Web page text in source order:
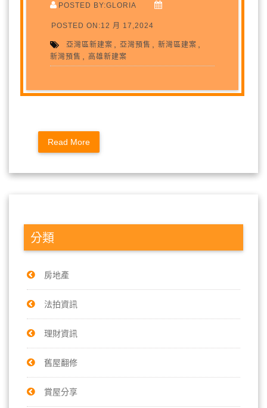
POSTED BY:GLORIA
POSTED ON:12 月 17,2024
亞灣區新建案 亞灣預售 ,新灣區建案
新灣預售 ,高雄新建案
Read More
分類
房地產
法拍資訊
理財資訊
舊屋翻修
賞屋分享